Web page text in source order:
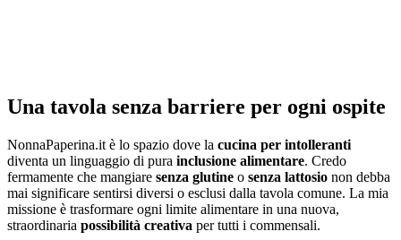
Una tavola senza barriere per ogni ospite
NonnaPaperina.it è lo spazio dove la cucina per intolleranti
diventa un linguaggio di pura inclusione alimentare. Credo
fermamente che mangiare senza glutine o senza lattosio non debba
mai significare sentirsi diversi o esclusi dalla tavola comune. La mia
missione è trasformare ogni limite alimentare in una nuova,
straordinaria possibilità creativa per tutti i commensali.